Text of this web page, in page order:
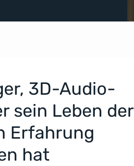
3D-Audio-
sein Leben der
Erfahrung
hat